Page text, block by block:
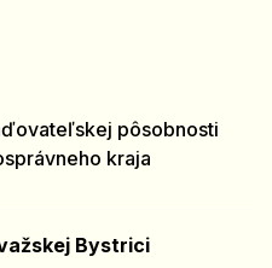
pôsobnosti
kraja
Bystrici